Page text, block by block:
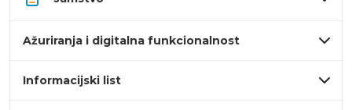
Ažuriranja i digitalna funkcionalnost
Informacijski list